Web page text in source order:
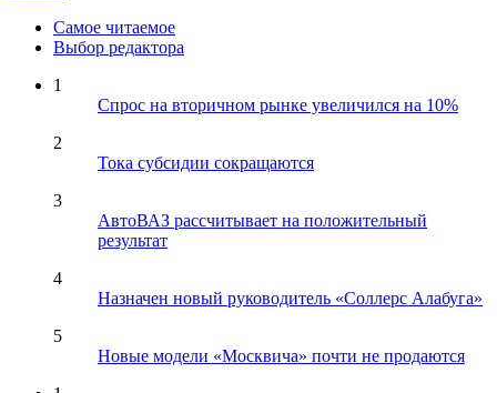
Самое читаемое
Выбор редактора
1
Спрос на вторичном рынке увеличился на 10%
2
Тока субсидии сокращаются
3
АвтоВАЗ рассчитывает на положительный
результат
4
Назначен новый руководитель «Соллерс Алабуга»
5
Новые модели «Москвича» почти не продаются